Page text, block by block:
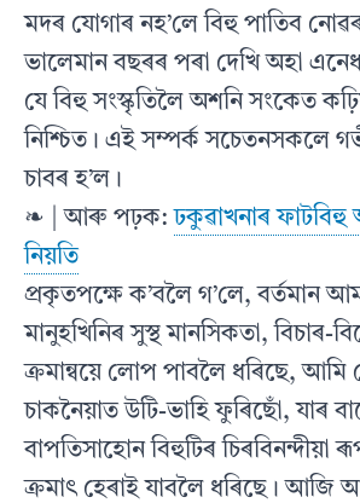
মদৰ যােগাৰ নহ’লে বিহু পাতিব
ভালেমান বছৰৰ পৰা দেখি অহা
যে বিহু সংস্কৃতিলৈ অশনি সংকেত
নিশ্চিত। এই সম্পর্ক সচেতনসকলে
চাবৰ হ’ল।
❧ | আৰু পঢ়ক:ঢকুৱাখনাৰ
নিয়তি
প্রকৃতপক্ষে ক’বলৈ গ’লে, বর্তমান
মানুহখিনিৰ সুস্থ মানসিকতা, বিচাৰ-
ক্রমান্বয়ে লােপ পাবলৈ ধৰিছে,
চাকনৈয়াত উটি-ভাহি ফুৰিছােঁ, যাৰ
বাপতিসাহােন বিহুটিৰ চিৰবিনন্দীয়া
ক্ৰমাৎ হেৰাই যাবলৈ ধৰিছে। আজি